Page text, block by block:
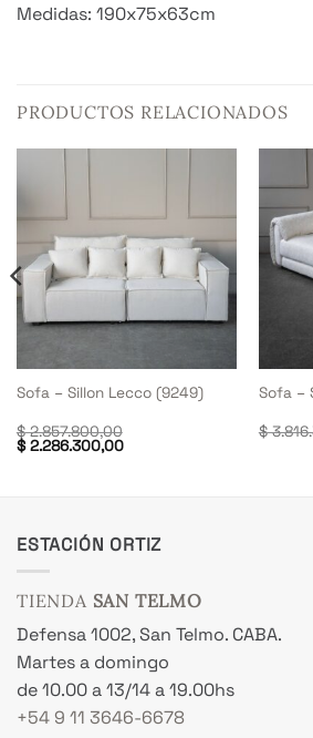
Medidas: 190x75x63cm
PRODUCTOS RELACIONADOS
Sofa – Sillon Lecco (9249)
$2.857.800,00
El
precio
$2.286.300,00El
Sofa –
$
ESTACIÓN ORTIZ
TIENDA SAN TELMO
Defensa 1002, San Telmo. CABA.
Martes a domingo
de 10.00 a 13/14 a 19.00hs
+54 9 11 3646-6678